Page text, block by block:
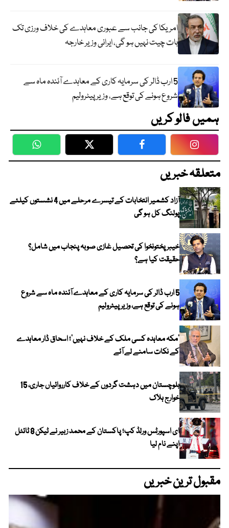
امریکا کی جانب سے عبوری معاہدے کی خلاف ورزی تک
بات چیت نہیں ہو گی، ایرانی وزیر خارجہ
5 ارب ڈالر کی سرمایہ کاری کے معاہدے آئندہ ماہ سے
شروع ہونے کی توقع ہے، وزیر پیٹرولیم
ہمیں فالو کریں
WhatsApp Twitter Facebook
متعلقہ خبریں
آزاد کشمیر انتخابات کے تیسرے مرحلے میں 4 نشستوں کیلئے
پولنگ کل ہو گی
خیبر پختونخوا کی تحصیل غازی صوبہ پنجاب میں شامل؟
حقیقت کیا ہے؟
5 ارب ڈالر کی سرمایہ کاری کے معاہدے آئندہ ماہ سے شروع
ہونے کی توقع ہے، وزیر پیٹرولیم
‘مکہ معاہدہ کسی ملک کے خلاف نہیں’؛ اسحاق ڈار معاہدے
کے نکات سامنے لے آئے
بلوچستان میں دہشت گردوں کے خلاف کارروائیاں جاری، 15
خوارج ہلاک
ای اسپورٹس ورلڈ کپ؛ پاکستان کے محمد زبیر نے ٹیکن 8 ٹائٹل
اپنے نام لیا
مقبول ترین خبریں